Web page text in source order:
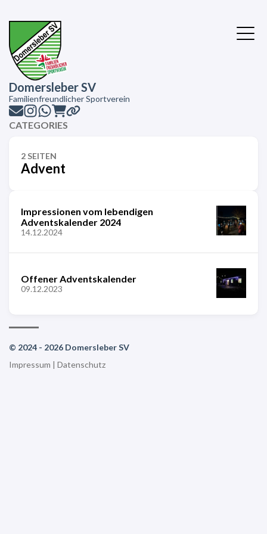
Domersleber SV
Familienfreundlicher Sportverein
CATEGORIES
2 SEITEN
Advent
Impressionen vom lebendigen
Adventskalender 2024
14.12.2024
Offener Adventskalender
09.12.2023
© 2024 - 2026 Domersleber SV
Impressum | Datenschutz